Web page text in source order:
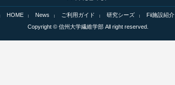
HOME News ご利用ガイド 研究シーズ
Fii施設紹介
Copyright © 信州大学繊維学部 All right reserved.